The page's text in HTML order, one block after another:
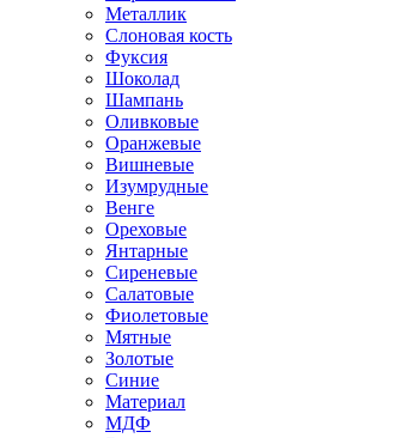
Металлик
Слоновая кость
Фуксия
Шоколад
Шампань
Оливковые
Оранжевые
Вишневые
Изумрудные
Венге
Ореховые
Янтарные
Сиреневые
Салатовые
Фиолетовые
Мятные
Золотые
Синие
Материал
МДФ